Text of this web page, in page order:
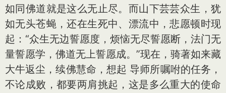
如同佛道就是这么无止尽。而山下芸芸众生，犹
如无头苍蝇，还在生死中、漂流中，悲愿顿时现
起：“众生无边誓愿度，烦恼无尽誓愿断，法门无
量誓愿学，佛道无上誓愿成。”现在，骑著如来藏
大牛返尘，续佛慧命，想起 导师所嘱咐的任务，
不论成败，都要两肩挑起，这是多么重大的使命